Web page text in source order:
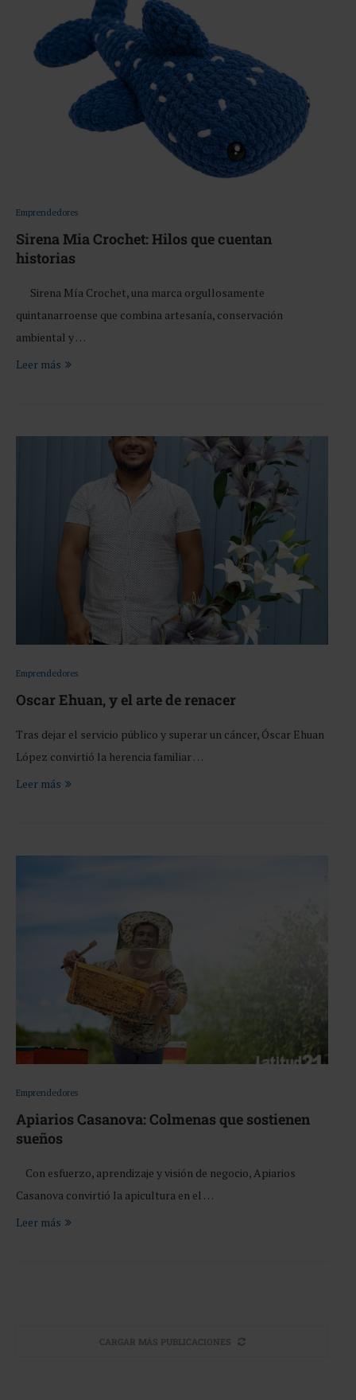
Emprendedores
Sirena Mia Crochet: Hilos que cuentan
historias
Sirena Mía Crochet, una marca orgullosamente
quintanarroense que combina artesanía, conservación
ambiental y …
Leer más
Emprendedores
Oscar Ehuan, y el arte de renacer
Tras dejar el servicio público y superar un cáncer, Óscar Ehuan
López convirtió la herencia familiar …
Leer más
Emprendedores
Apiarios Casanova: Colmenas que sostienen
sueños
Con esfuerzo, aprendizaje y visión de negocio, Apiarios
Casanova convirtió la apicultura en el …
Leer más
CARGAR MÁS PUBLICACIONES